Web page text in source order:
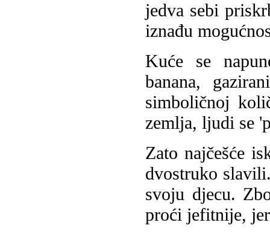
jedva sebi
iznađu
Kuće se
banana,
simboličnoj
zemlja, ljudi se
Zato najčešće
dvostruko
svoju djecu.
proći jefitnije,